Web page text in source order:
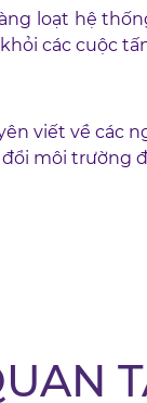
loạt hệ
các cuộc
viết về các
môi trường